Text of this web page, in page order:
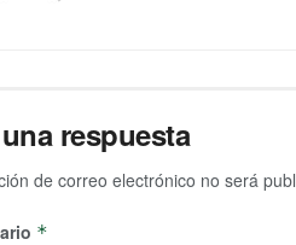
respuesta
de correo electrónico no será
*